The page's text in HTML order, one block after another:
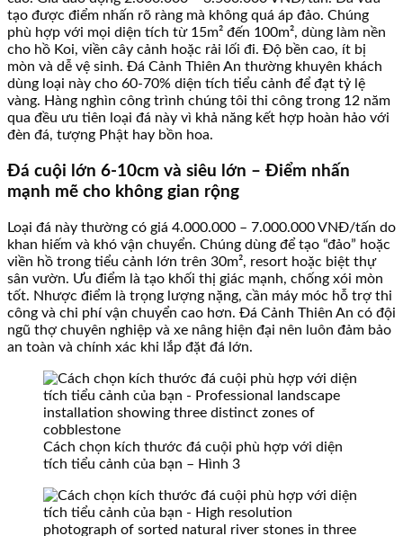
tạo được điểm nhấn rõ ràng mà không quá áp đảo. Chúng
phù hợp với mọi diện tích từ 15m² đến 100m², dùng làm nền
cho hồ Koi, viền cây cảnh hoặc rải lối đi. Độ bền cao, ít bị
mòn và dễ vệ sinh. Đá Cảnh Thiên An thường khuyên khách
dùng loại này cho 60-70% diện tích tiểu cảnh để đạt tỷ lệ
vàng. Hàng nghìn công trình chúng tôi thi công trong 12 năm
qua đều ưu tiên loại đá này vì khả năng kết hợp hoàn hảo với
đèn đá, tượng Phật hay bồn hoa.
Đá cuội lớn 6-10cm và siêu lớn – Điểm nhấn
mạnh mẽ cho không gian rộng
Loại đá này thường có giá 4.000.000 – 7.000.000 VNĐ/tấn do
khan hiếm và khó vận chuyển. Chúng dùng để tạo “đảo” hoặc
viền hồ trong tiểu cảnh lớn trên 30m², resort hoặc biệt thự
sân vườn. Ưu điểm là tạo khối thị giác mạnh, chống xói mòn
tốt. Nhược điểm là trọng lượng nặng, cần máy móc hỗ trợ thi
công và chi phí vận chuyển cao hơn. Đá Cảnh Thiên An có đội
ngũ thợ chuyên nghiệp và xe nâng hiện đại nên luôn đảm bảo
an toàn và chính xác khi lắp đặt đá lớn.
Cách chọn kích thước đá cuội phù hợp với diện
tích tiểu cảnh của bạn – Hình 3